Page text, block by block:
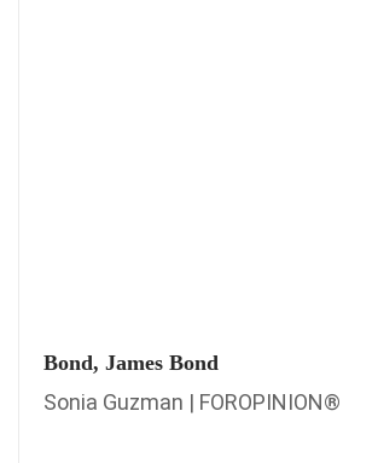
Bond, James Bond
Sonia Guzman | FOROPINION®